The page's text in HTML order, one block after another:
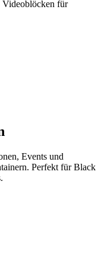
für
Events und
Perfekt für Black